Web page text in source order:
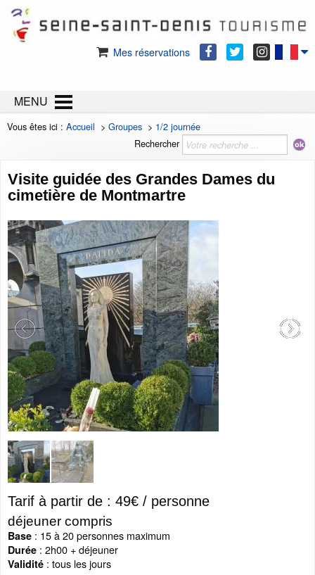
Mes réservations
MENU
Vous êtes ici : Accueil > Groupes > 1/2 journée
Rechercher
Visite guidée des Grandes Dames du
cimetière de Montmartre
Tarif à partir de : 49€ / personne
déjeuner compris
Base : 15 à 20 personnes maximum
Durée : 2h00 + déjeuner
Validité : tous les jours